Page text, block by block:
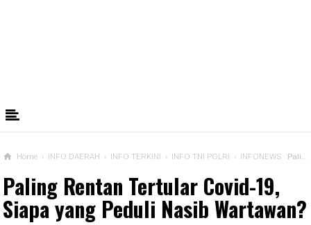
Home › INFO DAERAH › INFO TERKINI › INFO TNI POLRI › INFONEWS Paling Rentan Tertular Covid-19, Siapa yang Peduli Nasib Wartawan?
Paling Rentan Tertular Covid-19,
Siapa yang Peduli Nasib Wartawan?